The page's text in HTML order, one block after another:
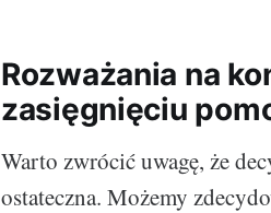
Rozważania na
zasięgnięciu
Warto zwrócić uwagę, że
ostateczna. Możemy